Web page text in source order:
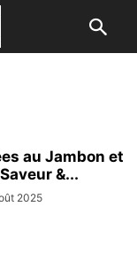
au Jambon et
&...
2025